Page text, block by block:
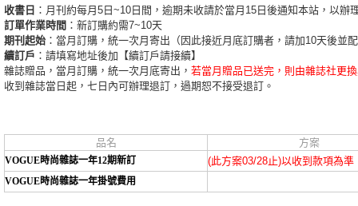
收書日 ：月刊約每月5日~10日間，逾期未收請於當月15日後通知本站，以辦
訂單作業時間 ：新訂購約需7~10天
期刊起始 ：當月訂購，統一次月寄出（因此接近月底訂購者，請加10天後並
續訂戶 ：請填寫地址後加【續訂戶請接續】
雜誌贈品，當月訂購，統一次月底寄出， 若當月贈品已送完，則由雜誌社更
收到雜誌當日起，七日內可辦理退訂，過期恕不接受退訂。
品名 方案
VOGUE時尚雜誌一年12期新訂 (此方案03/28止)以收到款項為準
VOGUE時尚雜誌一年掛號費用